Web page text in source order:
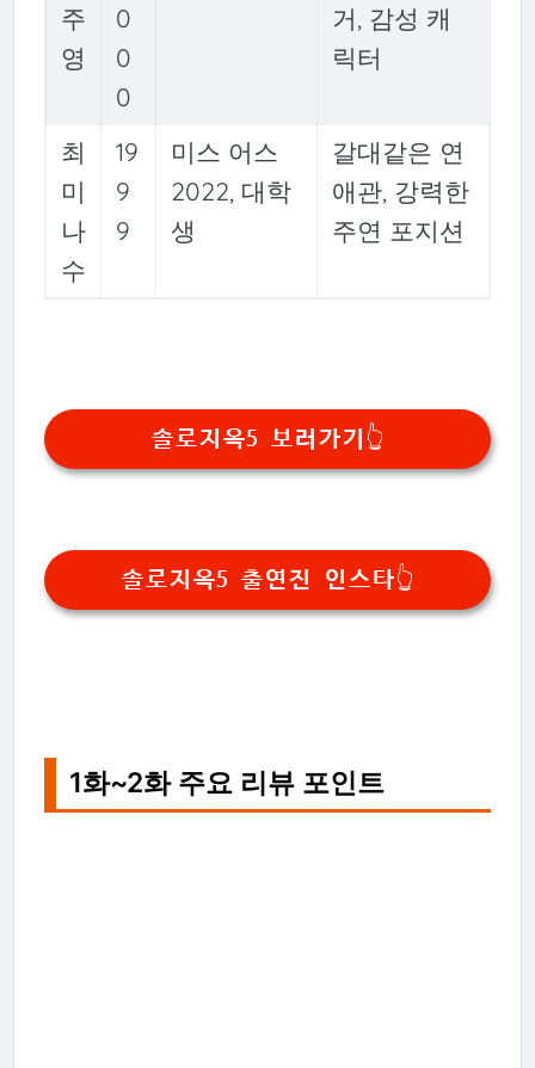
주
영
0
0
0
거, 감성 캐
릭터
최
미
나
수
19
9
9
미스 어스
2022, 대학
생
갈대같은 연
애관, 강력한
주연 포지션
솔로지옥5 보러가기👆
솔로지옥5 출연진 인스타👆
1화~2화 주요 리뷰 포인트